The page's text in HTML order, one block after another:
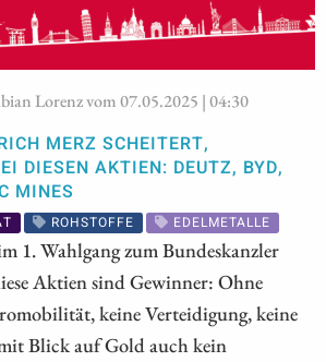
Lorenz vom 07.05.2025 | 04:30
MERZ SCHEITERT,
DIESEN AKTIEN: DEUTZ, BYD,
MINES
ROHSTOFFE EDELMETALLE
1. Wahlgang zum Bundeskanzler
Aktien sind Gewinner: Ohne
keine Verteidigung, keine
Blick auf Gold auch kein